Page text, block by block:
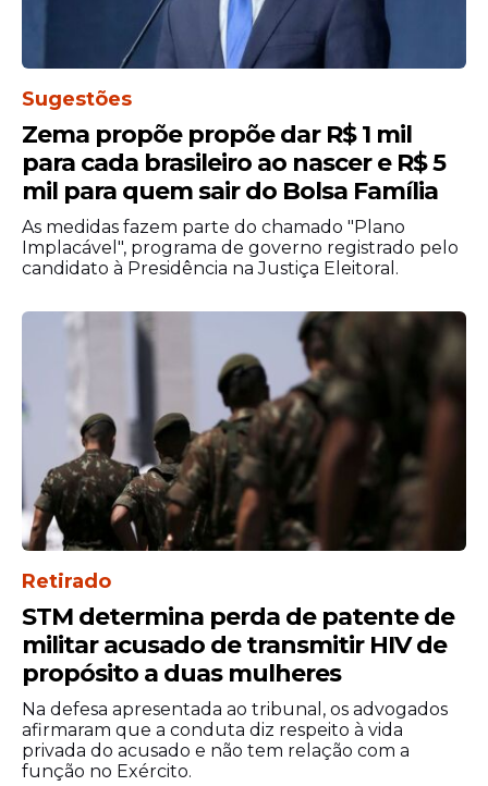
Segundo a legislação vigente, pode se
eleger:
Quem for alfabetizado;
Quem estiver com o pleno exercício
dos direitos políticos (na prática, essa
plenitude do exercício dos direitos
políticos se traduz no candidato ter
título de eleitor e estar em dia com a
Sugestões
Zema propõe propõe dar R$ 1 mil
para cada brasileiro ao nascer e R$ 5
mil para quem sair do Bolsa Família
As medidas fazem parte do chamado "Plano
Implacável", programa de governo registrado pelo
candidato à Presidência na Justiça Eleitoral.
Retirado
STM determina perda de patente de
militar acusado de transmitir HIV de
propósito a duas mulheres
Na defesa apresentada ao tribunal, os advogados
afirmaram que a conduta diz respeito à vida
privada do acusado e não tem relação com a
função no Exército.